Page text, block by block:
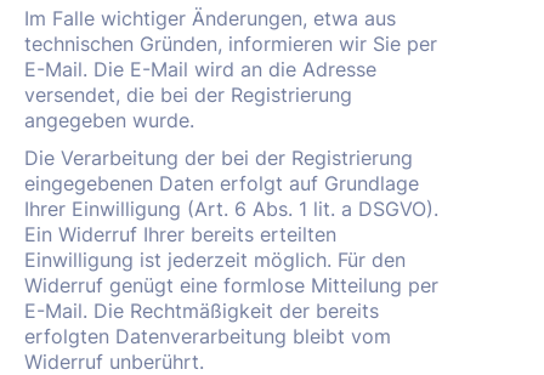
Im Falle wichtiger Änderungen, etwa aus
technischen Gründen, informieren wir Sie per
E-Mail. Die E-Mail wird an die Adresse
versendet, die bei der Registrierung
angegeben wurde.
Die Verarbeitung der bei der Registrierung
eingegebenen Daten erfolgt auf Grundlage
Ihrer Einwilligung (Art. 6 Abs. 1 lit. a DSGVO).
Ein Widerruf Ihrer bereits erteilten
Einwilligung ist jederzeit möglich. Für den
Widerruf genügt eine formlose Mitteilung per
E-Mail. Die Rechtmäßigkeit der bereits
erfolgten Datenverarbeitung bleibt vom
Widerruf unberührt.